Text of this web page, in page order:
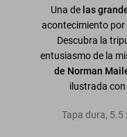
Una de las
acontecimiento por
Descubra la
entusiasmo de la
de Norman
ilustrada
Tapa dura, 5.5